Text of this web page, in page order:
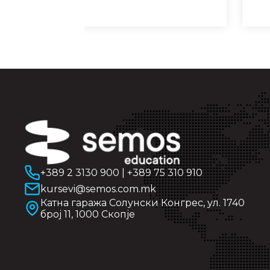
+389 2 3130 900
+389 75 310 910
kursevi@semos.com.mk
Катна гаража Солунски Конгрес, ул. 1740
број 11, 1000 Скопје